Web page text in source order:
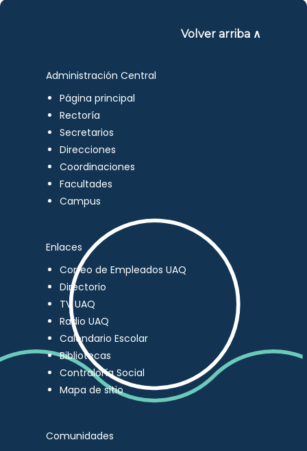
Volver arriba ∧
Administración Central
Página principal
Rectoría
Secretarios
Direcciones
Coordinaciones
Facultades
Campus
Enlaces
Correo de Empleados UAQ
Directorio
TV UAQ
Radio UAQ
Calendario Escolar
Bibliotecas
Contraloría Social
Mapa de sitio
Comunidades